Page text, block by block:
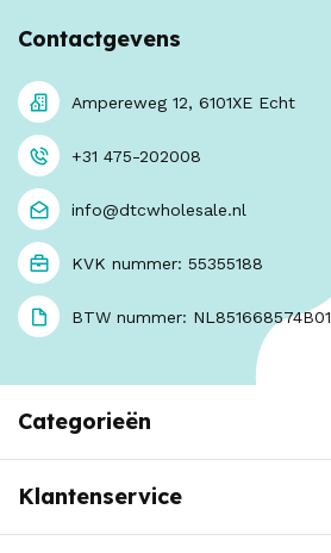
Contactgevens
Ampereweg 12, 6101XE Echt
+31 475-202008
info@dtcwholesale.nl
KVK nummer: 55355188
BTW nummer: NL851668574B01
Categorieën
Klantenservice